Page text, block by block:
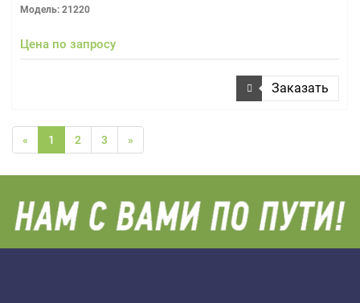
Модель: 21220
Цена по запросу
Заказать
« 1 2 3 »